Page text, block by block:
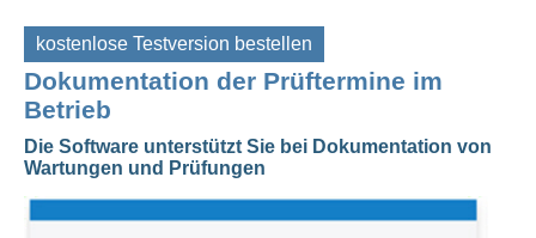
kostenlose Testversion bestellen
Dokumentation der Prüftermine im
Betrieb
Die Software unterstützt Sie bei Dokumentation von
Wartungen und Prüfungen